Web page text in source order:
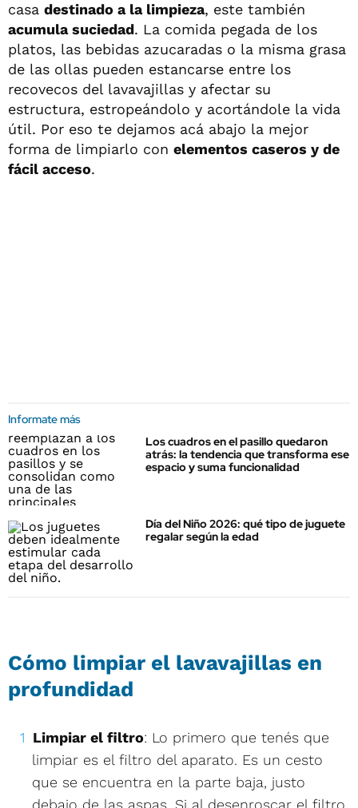
casa destinado a la limpieza, este también
acumula suciedad. La comida pegada de los
platos, las bebidas azucaradas o la misma grasa
de las ollas pueden estancarse entre los
recovecos del lavavajillas y afectar su
estructura, estropeándolo y acortándole la vida
útil. Por eso te dejamos acá abajo la mejor
forma de limpiarlo con elementos caseros y de
fácil acceso.
Informate más
Los cuadros en el pasillo quedaron
atrás: la tendencia que transforma ese
espacio y suma funcionalidad
Día del Niño 2026: qué tipo de juguete
regalar según la edad
Cómo limpiar el lavavajillas en
profundidad
Limpiar el filtro: Lo primero que tenés que
limpiar es el filtro del aparato. Es un cesto
que se encuentra en la parte baja, justo
debajo de las aspas. Si al desenroscar el filtro